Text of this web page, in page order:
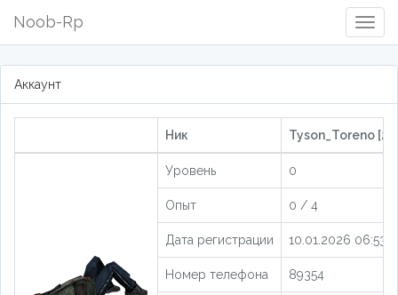
Noob-Rp
Аккаунт
Ник Tyson_Toreno
Уровень 0
Опыт 0 / 4
Дата регистрации 10.01.2026
Номер телефона 89354